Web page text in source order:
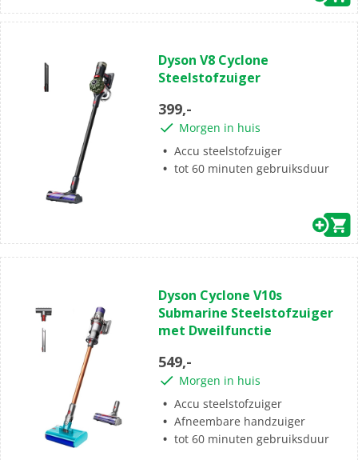
van
de
sterren.
Dyson V8 Cyclone
Steelstofzuiger
399,-
Morgen in huis
Accu steelstofzuiger
tot 60 minuten gebruiksduur
van
de
5
1
beoordeling
Dyson Cyclone V10s
Submarine Steelstofzuiger
met Dweilfunctie
549,-
Morgen in huis
Accu steelstofzuiger
Afneembare handzuiger
tot 60 minuten gebruiksduur